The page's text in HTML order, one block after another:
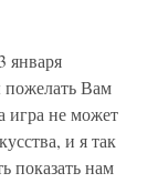
января
Вам
игра не может
и я так
показать нам